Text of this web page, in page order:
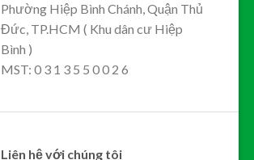
Phường Hiệp Bình Chánh, Quận Thủ
Đức, TP.HCM ( Khu dân cư Hiệp
Bình )
MST: 0 3 1 3 5 5 0 0 2 6
Liên hệ với chúng tôi